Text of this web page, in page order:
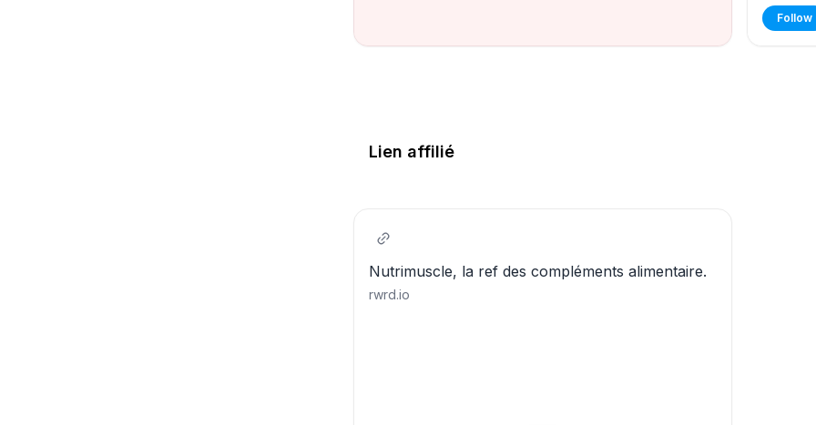
Follow
Nutrimuscle, la ref des compléments alimentaire.
rwrd.io
Lien affilié